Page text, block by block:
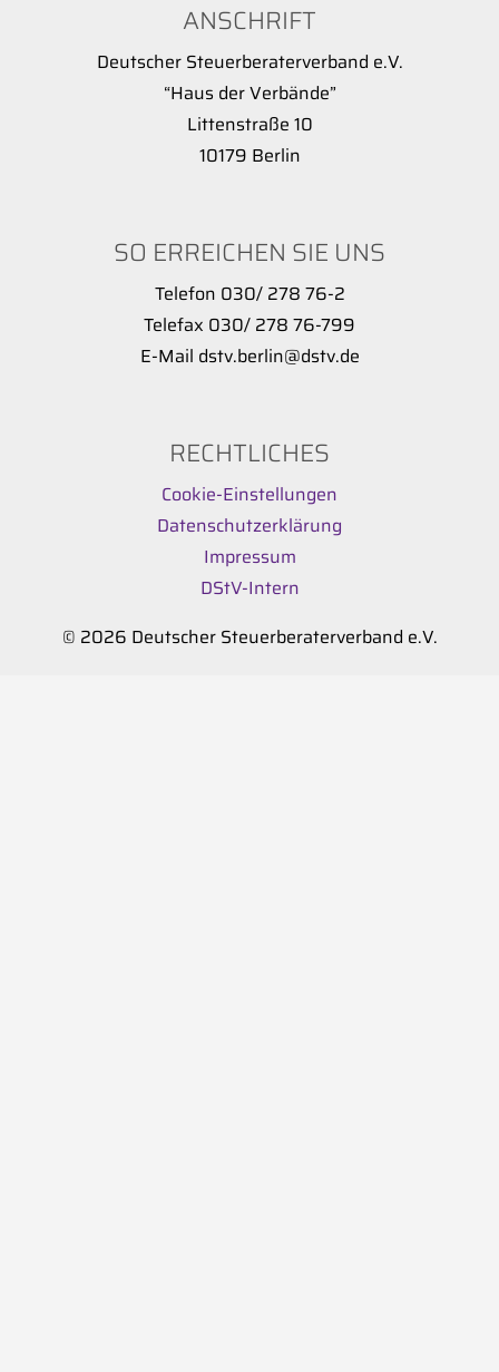
ANSCHRIFT
Deutscher Steuerberaterverband e.V.
“Haus der Verbände”
Littenstraße 10
10179 Berlin
SO ERREICHEN SIE UNS
Telefon 030/ 278 76-2
Telefax 030/ 278 76-799
E-Mail dstv.berlin@dstv.de
RECHTLICHES
Cookie-Einstellungen
Datenschutzerklärung
Impressum
DStV-Intern
© 2026 Deutscher Steuerberaterverband e.V.